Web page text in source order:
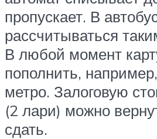
пропускает. В
рассчитываться
В любой момент
пополнить,
метро. Залоговую
(2 лари) можно
сдать.